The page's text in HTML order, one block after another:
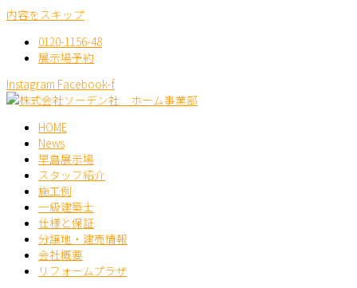
内容をスキップ
0120-1156-48
展示場予約
Instagram Facebook-f
HOME
News
早島展示場
スタッフ紹介
施工例
一級建築士
仕様と保証
分譲地・建売情報
会社概要
リフォームプラザ